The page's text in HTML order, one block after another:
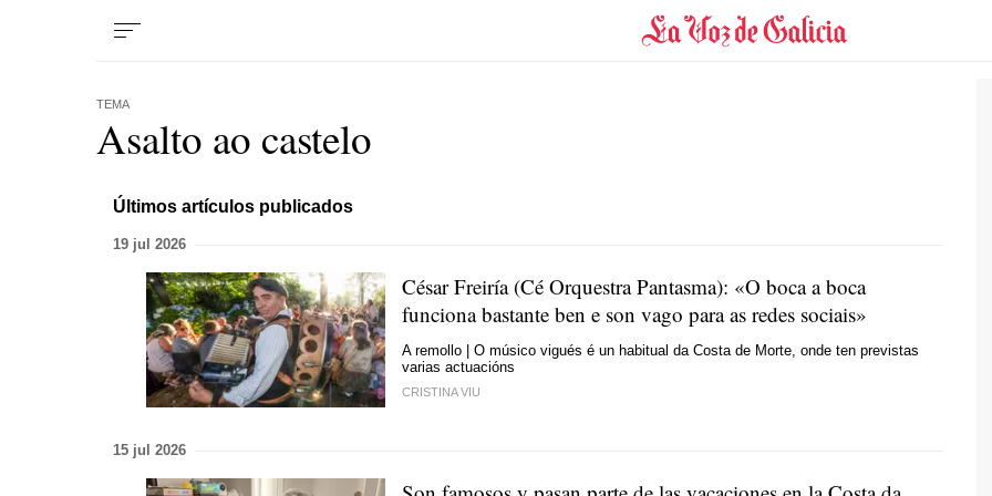
TEMA
Asalto ao castelo
Últimos artículos publicados
19 jul 2026
César Freiría (Cé Orquestra Pantasma): «O boca a boca
funciona bastante ben e son vago para as redes sociais»
A remollo | O músico vigués é un habitual da Costa de Morte, onde ten previstas
varias actuacións
CRISTINA VIU
15 jul 2026